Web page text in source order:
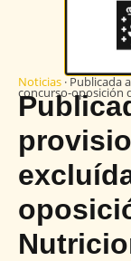
Noticias · Publicada
concurso-oposición